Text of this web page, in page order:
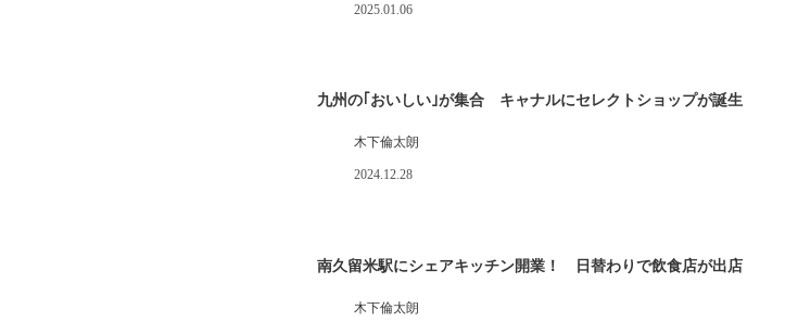
2025.01.06
九州の｢おいしい｣が集合 キャナルにセレクトショップが誕生
木下倫太朗
2024.12.28
南久留米駅にシェアキッチン開業！ 日替わりで飲食店が出店
木下倫太朗